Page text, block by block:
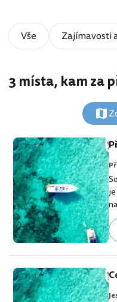
Vše Zajímavosti
3 místa, kam za